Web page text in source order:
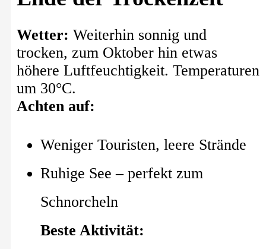
Wetter: Weiterhin sonnig und
trocken, zum Oktober hin etwas
höhere Luftfeuchtigkeit. Temperaturen
um 30°C.
Achten auf:
Weniger Touristen, leere Strände
Ruhige See – perfekt zum
Schnorcheln
Beste Aktivität: